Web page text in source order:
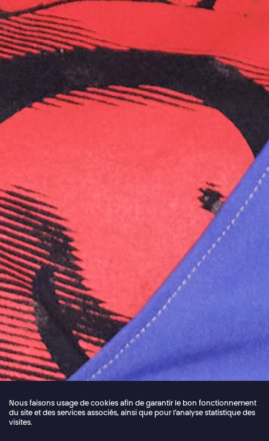
Nous faisons usage de cookies afin de garantir le bon fonctionnement
du site et des services associés, ainsi que pour l’analyse statistique des
visites.